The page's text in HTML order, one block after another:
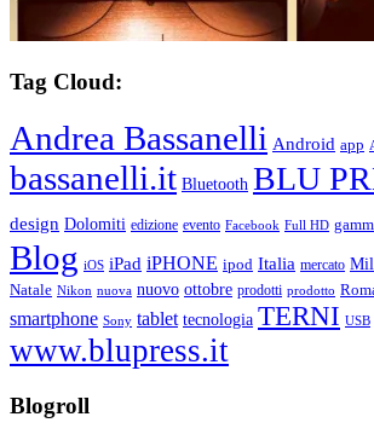
Tag Cloud:
Andrea Bassanelli Android app
bassanelli.it Bluetooth BLU
design Dolomiti edizione evento Facebook Full HD
Blog iOS iPad iPHONE ipod Italia mercato
Natale Nikon nuova nuovo ottobre prodotti prodotto
smartphone Sony tablet tecnologia TERNI USB
www.blupress.it
Blogroll